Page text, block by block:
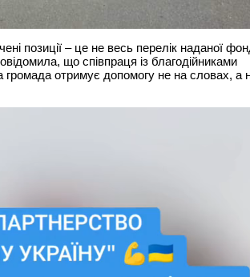
позиції – це не весь перелік наданої
що співпраця із благодійниками
громада отримує допомогу не на словах, а